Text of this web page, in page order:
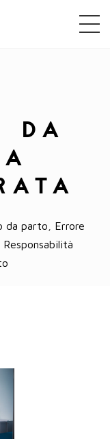
DA
da parto
Errore
Responsabilità